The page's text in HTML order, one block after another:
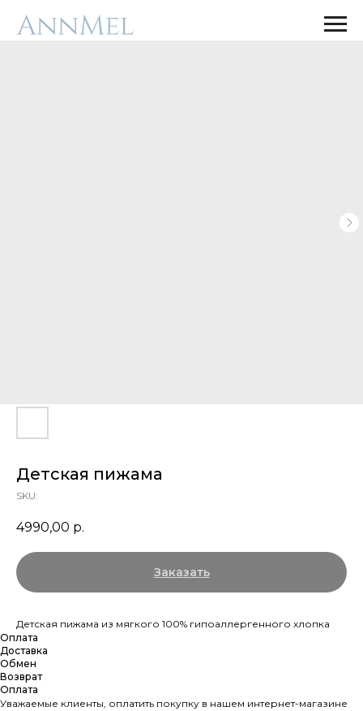
Детская пижама
SKU:
4990,00 р.
Заказать
Детская пижама из мягкого 100% гипоаллергенного хлопка
Оплата
Доставка
Обмен
Возврат
Оплата
Уважаемые клиенты, оплатить покупку в нашем интернет-магазине